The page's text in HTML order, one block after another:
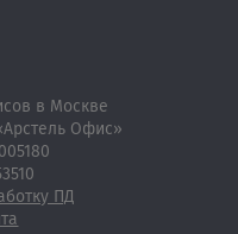
в Москве
Офис»
ПД